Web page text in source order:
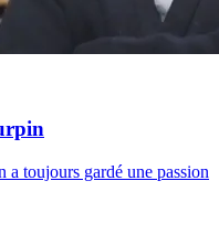
a toujours gardé une passion